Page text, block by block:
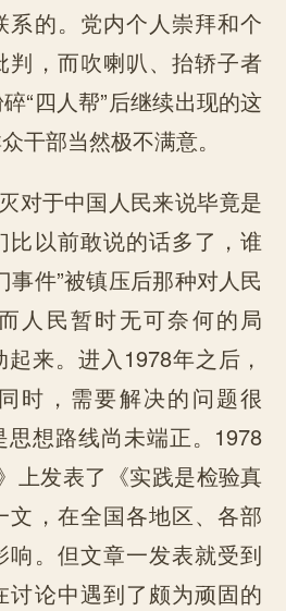
系的。党内个人崇拜和个
判，而吹喇叭、抬轿子者
“四人帮”后继续出现的这
干部当然极不满意。
对于中国人民来说毕竟是
比以前敢说的话多了，谁
事件”被镇压后那种对人民
人民暂时无可奈何的局
来。进入1978年之后，
时，需要解决的问题很
想路线尚未端正。1978
上发表了《实践是检验真
文，在全国各地区、各部
响。但文章一发表就受到
讨论中遇到了颇为顽固的